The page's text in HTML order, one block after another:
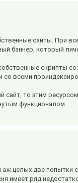
сайты. При
баннер, который
скрипты
со всеми
сайт, то этим
функционалом.
целых две попытки
имеет ряд